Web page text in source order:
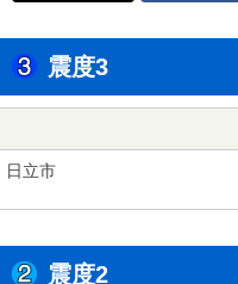
震度3
日立市
震度2